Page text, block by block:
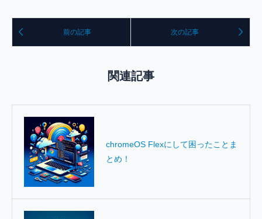
 前の記事 次の記事 
関連記事
chromeOS Flexにして困ったことま
とめ！